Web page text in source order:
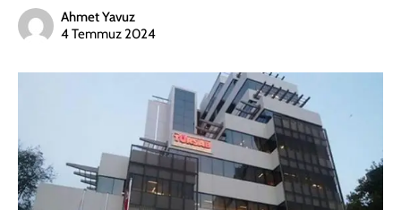
Ahmet Yavuz
4 Temmuz 2024